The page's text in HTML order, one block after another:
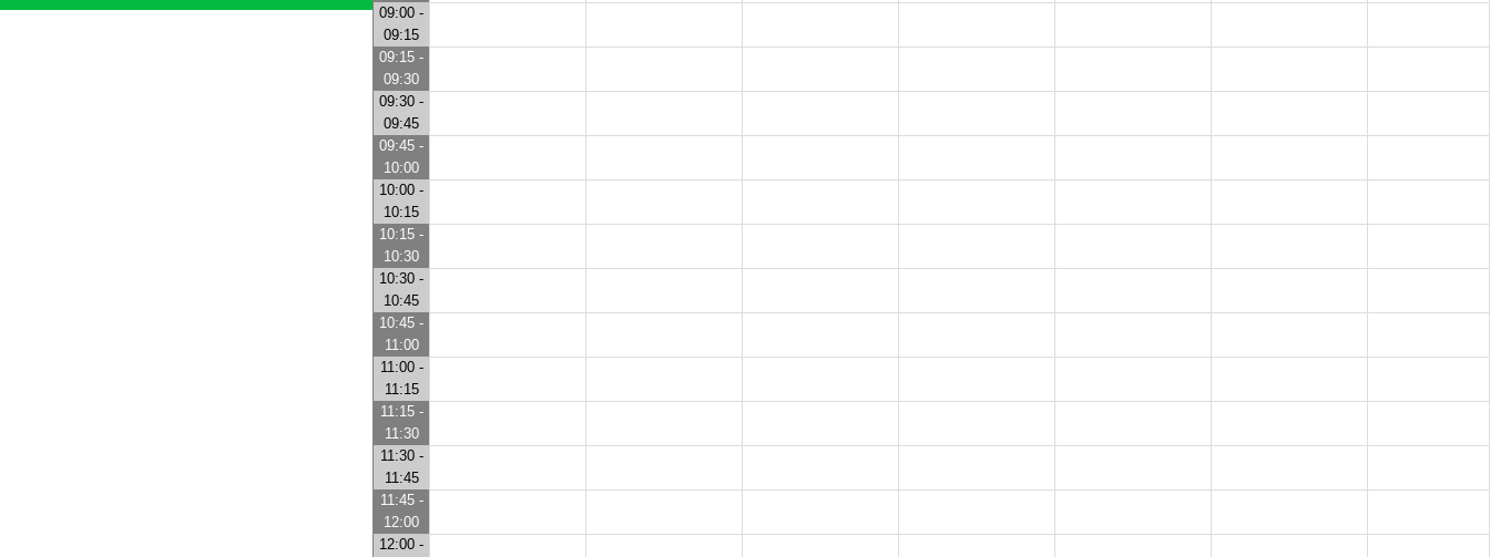
09:00 -
09:15
09:15 -
09:30
09:30 -
09:45
09:45 -
10:00
10:00 -
10:15
10:15 -
10:30
10:30 -
10:45
10:45 -
11:00
11:00 -
11:15
11:15 -
11:30
11:30 -
11:45
11:45 -
12:00
12:00 -